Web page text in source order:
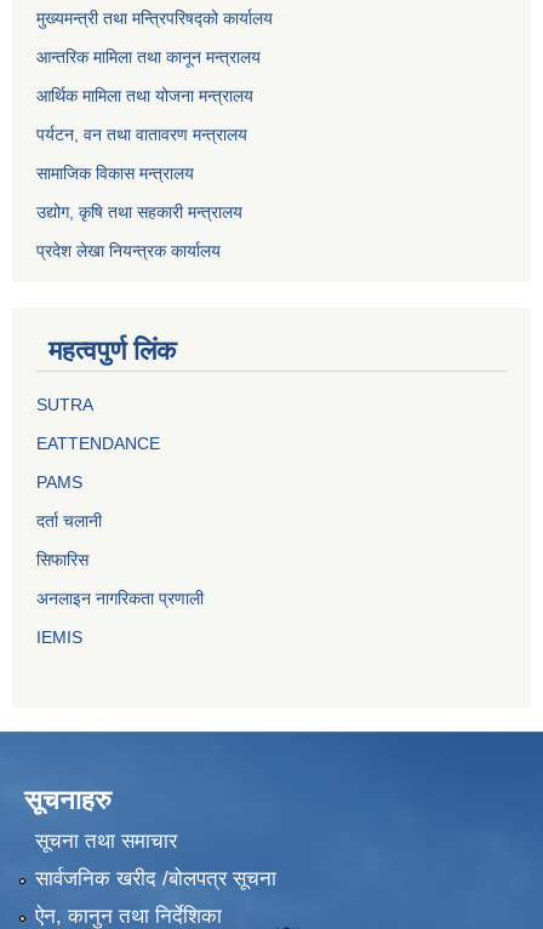
मुख्यमन्त्री तथा मन्त्रिपरिषद्को कार्यालय
आन्तरिक मामिला तथा कानून मन्त्रालय
आर्थिक मामिला तथा योजना मन्त्रालय
पर्यटन, वन तथा वातावरण मन्त्रालय
सामाजिक विकास मन्त्रालय
उद्योग, कृषि तथा सहकारी मन्त्रालय
प्रदेश लेखा नियन्त्रक कार्यालय
महत्वपुर्ण लिंक
SUTRA
EATTENDANCE
PAMS
दर्ता चलानी
सिफारिस
अनलाइन नागरिकता प्रणाली
IEMIS
सूचनाहरु
सूचना तथा समाचार
सार्वजनिक खरीद /बोलपत्र सूचना
ऐन, कानुन तथा निर्देशिका